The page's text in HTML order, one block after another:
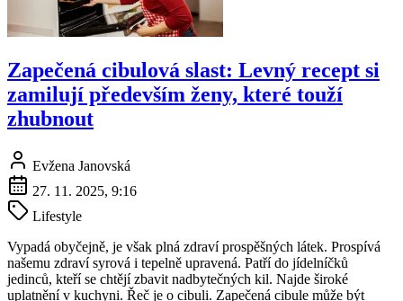
Zapečená cibulová slast: Levný recept si
zamilují především ženy, které touží
zhubnout
Evžena Janovská
27. 11. 2025, 9:16
Lifestyle
Vypadá obyčejně, je však plná zdraví prospěšných látek. Prospívá
našemu zdraví syrová i tepelně upravená. Patří do jídelníčků
jedinců, kteří se chtějí zbavit nadbytečných kil. Najde široké
uplatnění v kuchyni. Řeč je o cibuli. Zapečená cibule může být